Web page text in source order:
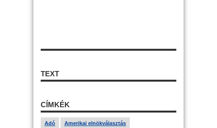
TEXT
CÍMKÉK
Adó Amerikai elnökválasztás